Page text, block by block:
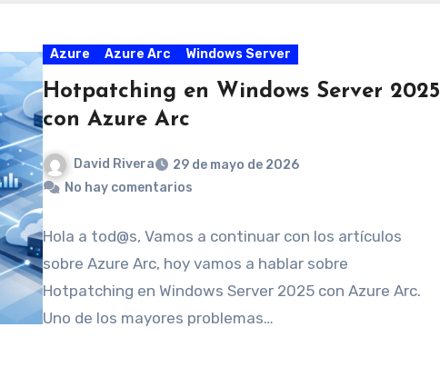
Azure Azure Arc Windows Server
Hotpatching en Windows Server 2025
con Azure Arc
David Rivera
29 de mayo de 2026
No hay comentarios
Hola a tod@s, Vamos a continuar con los artículos
sobre Azure Arc, hoy vamos a hablar sobre
Hotpatching en Windows Server 2025 con Azure Arc.
Uno de los mayores problemas…